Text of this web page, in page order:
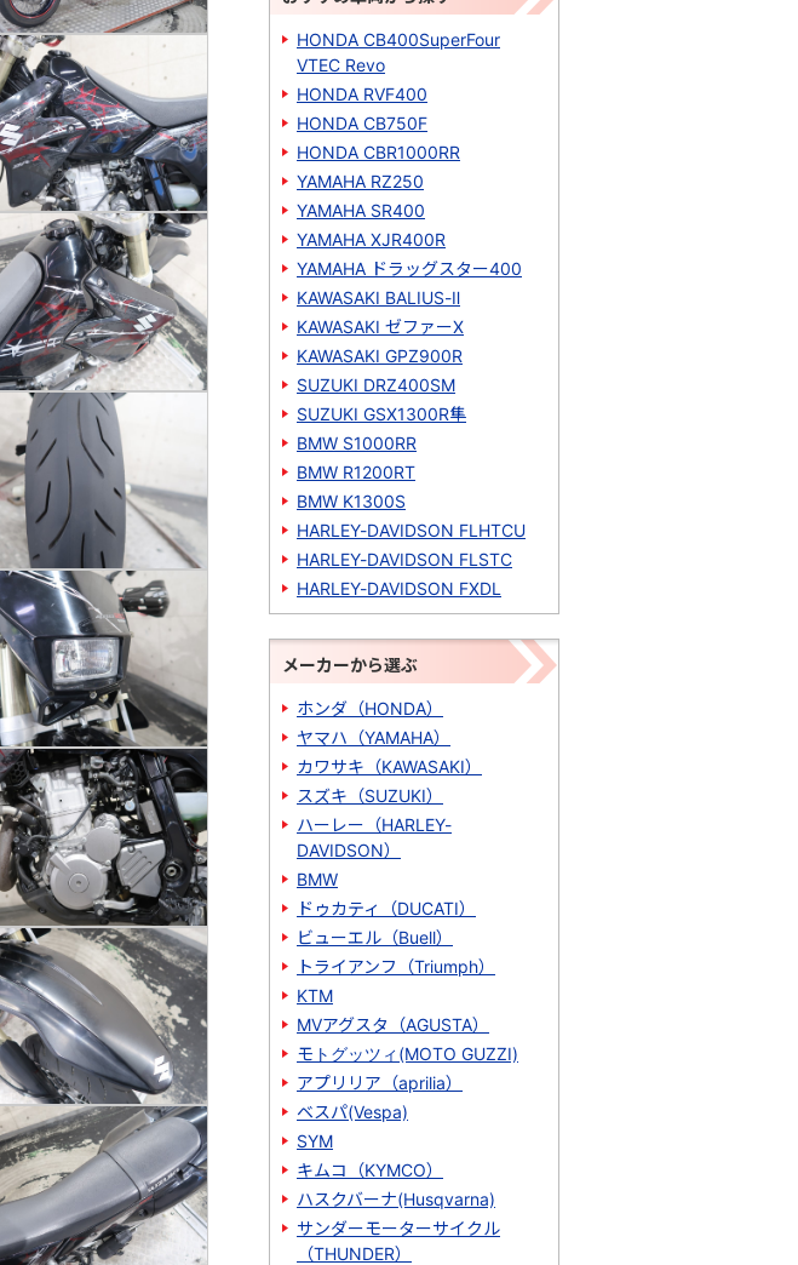
HONDA CB400SuperFour
VTEC Revo
HONDA RVF400
HONDA CB750F
HONDA CBR1000RR
YAMAHA RZ250
YAMAHA SR400
YAMAHA XJR400R
YAMAHA ドラッグスター400
KAWASAKI BALIUS-Ⅱ
KAWASAKI ゼファーΧ
KAWASAKI GPZ900R
SUZUKI DRZ400SM
SUZUKI GSX1300R隼
BMW S1000RR
BMW R1200RT
BMW K1300S
HARLEY-DAVIDSON FLHTCU
HARLEY-DAVIDSON FLSTC
HARLEY-DAVIDSON FXDL
メーカーから選ぶ
ホンダ（HONDA）
ヤマハ（YAMAHA）
カワサキ（KAWASAKI）
スズキ（SUZUKI）
ハーレー（HARLEY-
DAVIDSON）
BMW
ドゥカティ（DUCATI）
ビューエル（Buell）
トライアンフ（Triumph）
KTM
MVアグスタ（AGUSTA）
モトグッツィ(MOTO GUZZI)
アプリリア（aprilia）
ベスパ(Vespa)
SYM
キムコ（KYMCO）
ハスクバーナ(Husqvarna)
サンダーモーターサイクル
（THUNDER）